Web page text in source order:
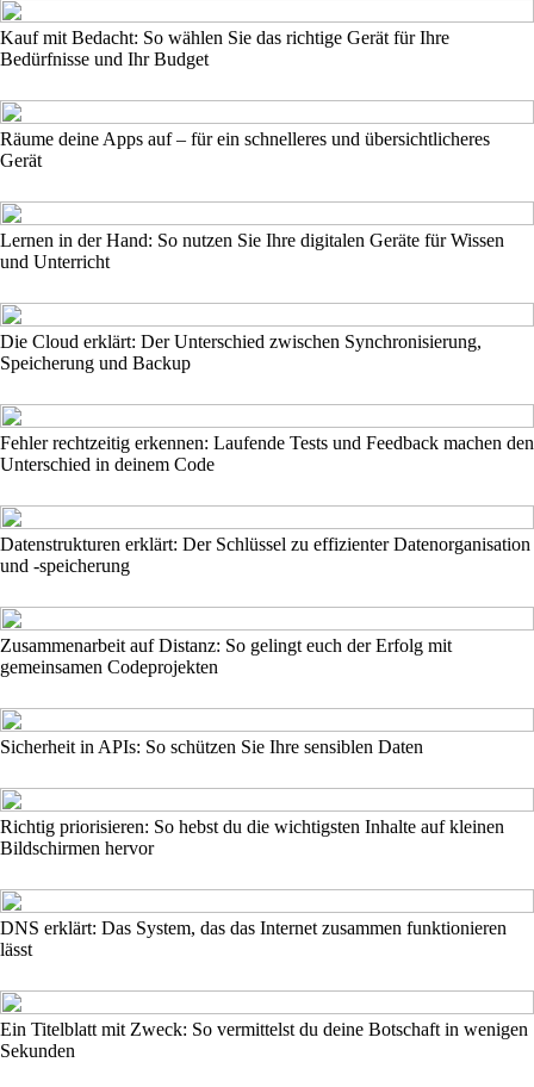
Kauf mit Bedacht: So wählen Sie das richtige Gerät für Ihre
Bedürfnisse und Ihr Budget
Räume deine Apps auf – für ein schnelleres und übersichtlicheres
Gerät
Lernen in der Hand: So nutzen Sie Ihre digitalen Geräte für Wissen
und Unterricht
Die Cloud erklärt: Der Unterschied zwischen Synchronisierung,
Speicherung und Backup
Fehler rechtzeitig erkennen: Laufende Tests und Feedback machen den
Unterschied in deinem Code
Datenstrukturen erklärt: Der Schlüssel zu effizienter Datenorganisation
und -speicherung
Zusammenarbeit auf Distanz: So gelingt euch der Erfolg mit
gemeinsamen Codeprojekten
Sicherheit in APIs: So schützen Sie Ihre sensiblen Daten
Richtig priorisieren: So hebst du die wichtigsten Inhalte auf kleinen
Bildschirmen hervor
DNS erklärt: Das System, das das Internet zusammen funktionieren
lässt
Ein Titelblatt mit Zweck: So vermittelst du deine Botschaft in wenigen
Sekunden